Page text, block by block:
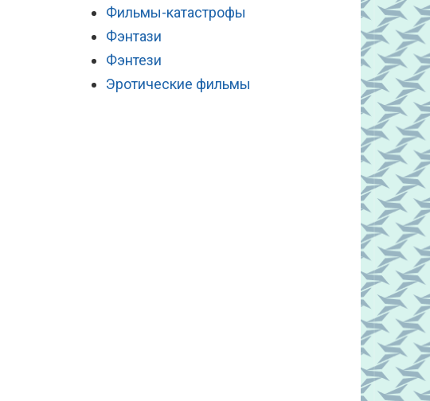
Фильмы-катастрофы
Фэнтази
Фэнтези
Эротические фильмы